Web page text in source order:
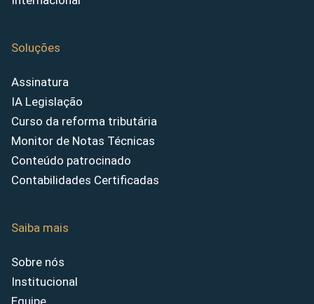
Soluções
Assinatura
IA Legislação
Curso da reforma tributária
Monitor de Notas Técnicas
Conteúdo patrocinado
Contabilidades Certificadas
Saiba mais
Sobre nós
Institucional